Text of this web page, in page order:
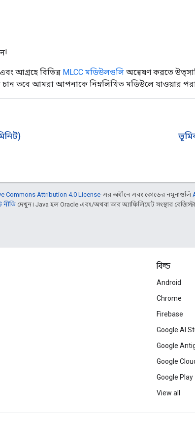
আগ্রহে বিভিন্ন MLCC মডিউলগুলি অন্বেষণ করতে
তবে আমরা আপনাকে নিম্নলিখিত মডিউলে যাওয়ার
Commons Attribution 4.0 License-এর অধীনে এবং কোডের নমুনাগুলি
নীতি দেখুন। Java হল Oracle এবং/অথবা তার অ্যাফিলিয়েট সংস্থার
বিল্ড
Android
Chrome
Firebase
Google AI
Google
Google
Google Play
View all